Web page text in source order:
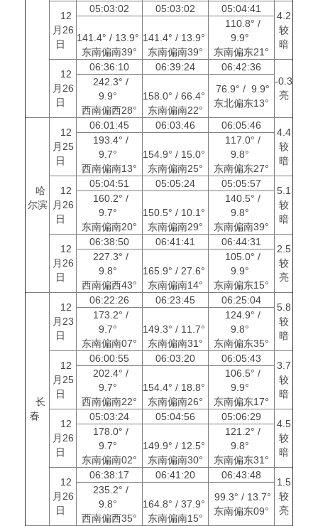
12
月26
日
05:03:02 05:03:02 05:04:41
4.2
较
暗
141.4° / 13.9°
东南偏南39°
141.4° / 13.9°
东南偏南39°
110.8° /
9.9°
东南偏东21°
12
月26
日
06:36:10 06:39:24
06:42:36
-0.3
亮
242.3° /
9.9°
西南偏西28°
158.0° / 66.4°
东南偏南22°
76.9° / 9.9°
东北偏东13°
哈
尔滨
12
月25
日
06:01:45 06:03:46 06:05:46
4.4
较
暗
193.4° /
9.7°
西南偏南13°
154.9° / 15.0°
东南偏南25°
117.0° /
9.8°
东南偏东27°
12
月26
日
05:04:51 05:05:24 05:05:57
5.1
较
暗
160.2° /
9.7°
东南偏南20°
150.5° / 10.1°
东南偏南29°
140.5° /
9.8°
东南偏南39°
12
月26
日
06:38:50 06:41:41 06:44:31
2.5
较
亮
227.3° /
9.8°
西南偏西43°
165.9° / 27.6°
东南偏南14°
105.0° /
9.9°
东南偏东15°
长
春
12
月23
日
06:22:26 06:23:45 06:25:04
5.8
较
暗
173.2° /
9.7°
东南偏南07°
149.3° / 11.7°
东南偏南31°
124.9° /
9.8°
东南偏东35°
12
月25
日
06:00:55 06:03:20 06:05:43
3.7
较
暗
202.4° /
9.7°
西南偏南22°
154.4° / 18.8°
东南偏南26°
106.5° /
9.9°
东南偏东17°
12
月26
日
05:03:24 05:04:56 05:06:29
4.5
较
暗
178.0° /
9.7°
东南偏南02°
149.9° / 12.5°
东南偏南30°
121.2° /
9.8°
东南偏东31°
12
月26
日
06:38:17 06:41:20 06:43:48
1.5
较
亮
235.2° /
9.8°
西南偏西35°
164.8° / 37.9°
东南偏南15°
99.3° / 13.7°
东南偏东09°